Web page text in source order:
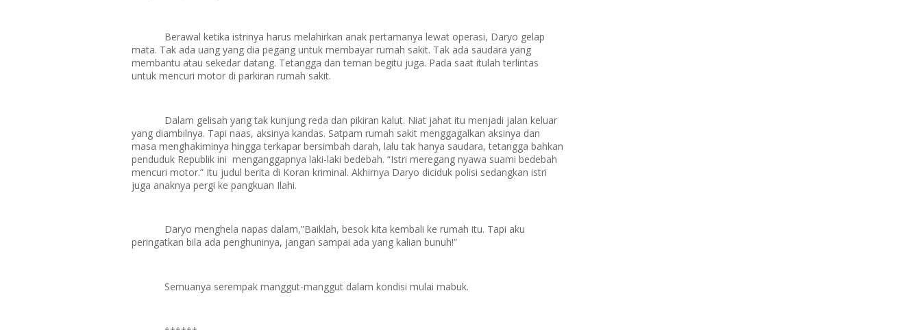
Berawal ketika istrinya harus melahirkan anak pertamanya lewat operasi, Daryo gelap
mata. Tak ada uang yang dia pegang untuk membayar rumah sakit. Tak ada saudara yang
membantu atau sekedar datang. Tetangga dan teman begitu juga. Pada saat itulah terlintas
untuk mencuri motor di parkiran rumah sakit.
Dalam gelisah yang tak kunjung reda dan pikiran kalut. Niat jahat itu menjadi jalan keluar
yang diambilnya. Tapi naas, aksinya kandas. Satpam rumah sakit menggagalkan aksinya dan
masa menghakiminya hingga terkapar bersimbah darah, lalu tak hanya saudara, tetangga bahkan
penduduk Republik ini menganggapnya laki-laki bedebah. “Istri meregang nyawa suami bedebah
mencuri motor.” Itu judul berita di Koran kriminal. Akhirnya Daryo diciduk polisi sedangkan istri
juga anaknya pergi ke pangkuan Ilahi.
Daryo menghela napas dalam,”Baiklah, besok kita kembali ke rumah itu. Tapi aku
peringatkan bila ada penghuninya, jangan sampai ada yang kalian bunuh!”
Semuanya serempak manggut-manggut dalam kondisi mulai mabuk.